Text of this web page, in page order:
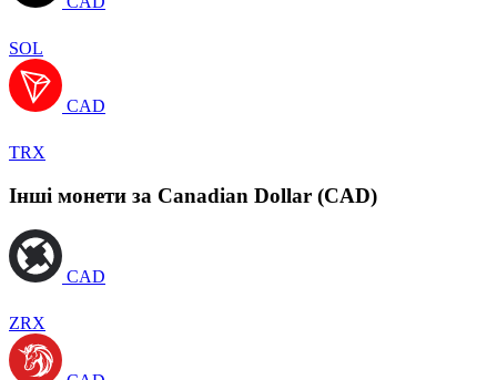
SOL
CAD
TRX
Інші монети за Canadian Dollar (CAD)
CAD
ZRX